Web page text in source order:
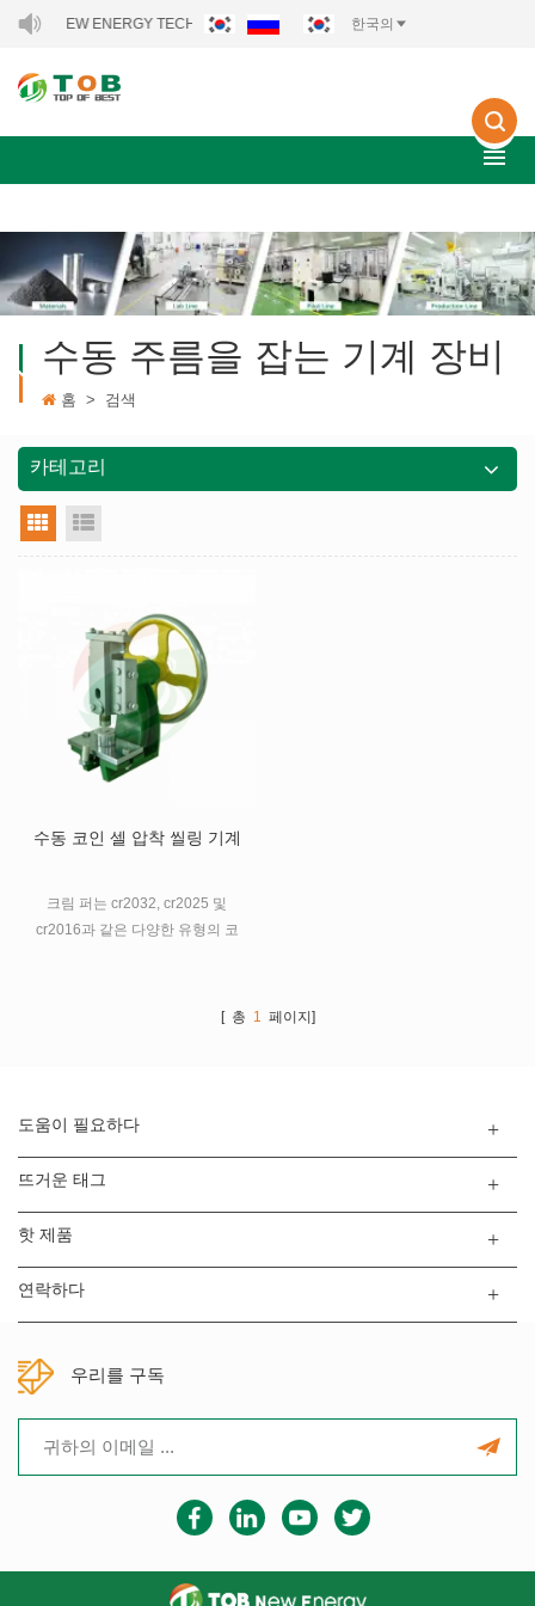
TOB NEW ENERGY TECHNOLOGY CO., LTD.. 한국의
수동 주름을 잡는 기계 장비
홈 > 검색
카테고리
그리드 뷰
수동 코인 셀 압착 씰링 기계
크림 퍼는 cr2032, cr2025 및
cr2016과 같은 다양한 유형의 코
[ 총 1 페이지]
도움이 필요하다
뜨거운 태그
핫 제품
연락하다
우리를 구독